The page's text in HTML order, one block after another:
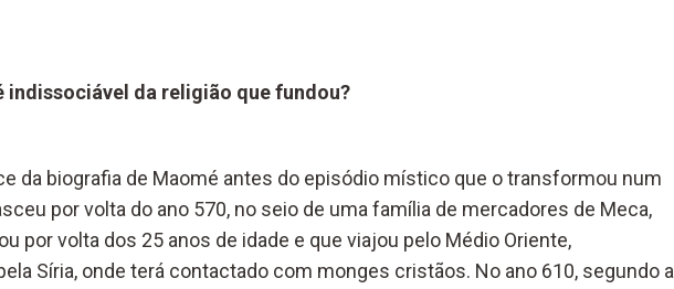
indissociável da religião que fundou?
da biografia de Maomé antes do episódio místico que o transformou num
por volta do ano 570, no seio de uma família de mercadores de Meca,
por volta dos 25 anos de idade e que viajou pelo Médio Oriente,
Síria, onde terá contactado com monges cristãos. No ano 610, segundo a